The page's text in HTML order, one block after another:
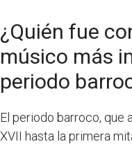
¿Quién fue
músico más
periodo
El periodo barroco, que
XVII hasta la primera